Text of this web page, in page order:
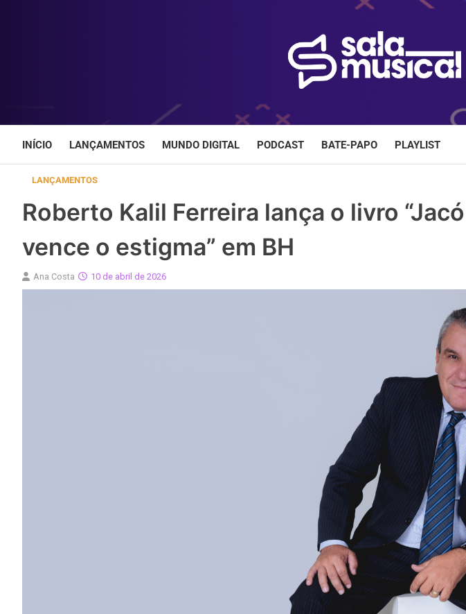
INÍCIO LANÇAMENTOS MUNDO DIGITAL PODCAST BATE-PAPO PLAYLIST
LANÇAMENTOS
Roberto Kalil Ferreira lança o livro
vence o estigma” em BH
Ana Costa 10 de abril de 2026